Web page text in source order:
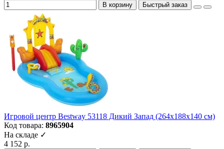
В корзину Быстрый заказ
Игровой центр Bestway 53118 Дикий Запад (264х188х140 см)
Код товара: 8965904
На складе ✓
4 152 р.